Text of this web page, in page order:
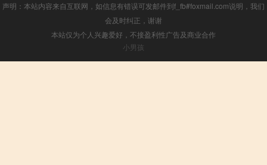
声明：本站内容来自互联网，如信息有错误可发邮件到f_fb#foxmail.com说明，我们
会及时纠正，谢谢
本站仅为个人兴趣爱好，不接盈利性广告及商业合作
小男孩